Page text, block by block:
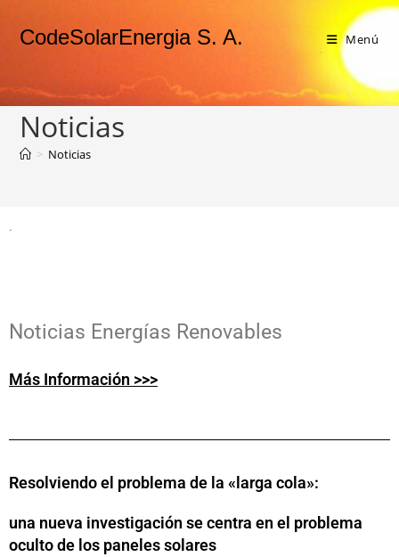
CodeSolarEnergia S. A. Menú
Noticias
> Noticias
.
Noticias Energías Renovables
Más Información >>>
Resolviendo el problema de la «larga cola»:
una nueva investigación se centra en el problema
oculto de los paneles solares